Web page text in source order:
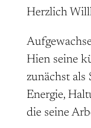
Herzlich
Hien seine
zunächst als
Energie,
die seine